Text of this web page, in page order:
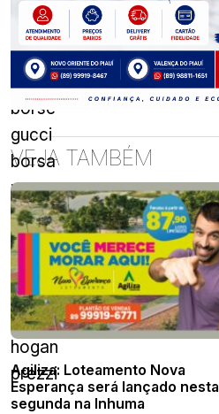
prada
handbags
sale
borse
gucci
borsa
uomo
prada
toms
for
women
borse
hogan
prezzi
VEJA TAMBÉM
Agiliza: Loteamento Nova
Esperança será lançado nesta
segunda na Inhuma